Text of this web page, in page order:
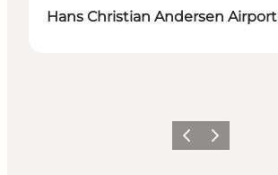
Hans Christian Andersen Airport
ZurückWeiter